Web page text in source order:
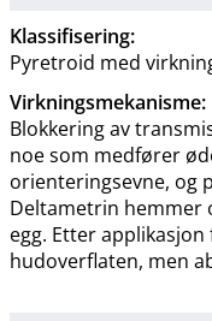
Klassifisering:
Pyretroid med
Virkningsmekanisme:
Blokkering av
noe som medfører
orienteringsevne, og
Deltametrin hemmer
egg. Etter
hudoverflaten, men